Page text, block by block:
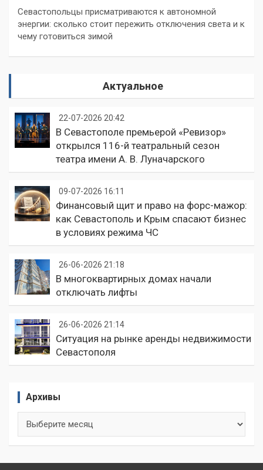
Севастопольцы присматриваются к автономной
энергии: сколько стоит пережить отключения света и к
чему готовиться зимой
Актуальное
22-07-2026 20:42
В Севастополе премьерой «Ревизор»
открылся 116-й театральный сезон
театра имени А. В. Луначарского
09-07-2026 16:11
Финансовый щит и право на форс-мажор:
как Севастополь и Крым спасают бизнес
в условиях режима ЧС
26-06-2026 21:18
В многоквартирных домах начали
отключать лифты
26-06-2026 21:14
Ситуация на рынке аренды недвижимости
Севастополя
Архивы